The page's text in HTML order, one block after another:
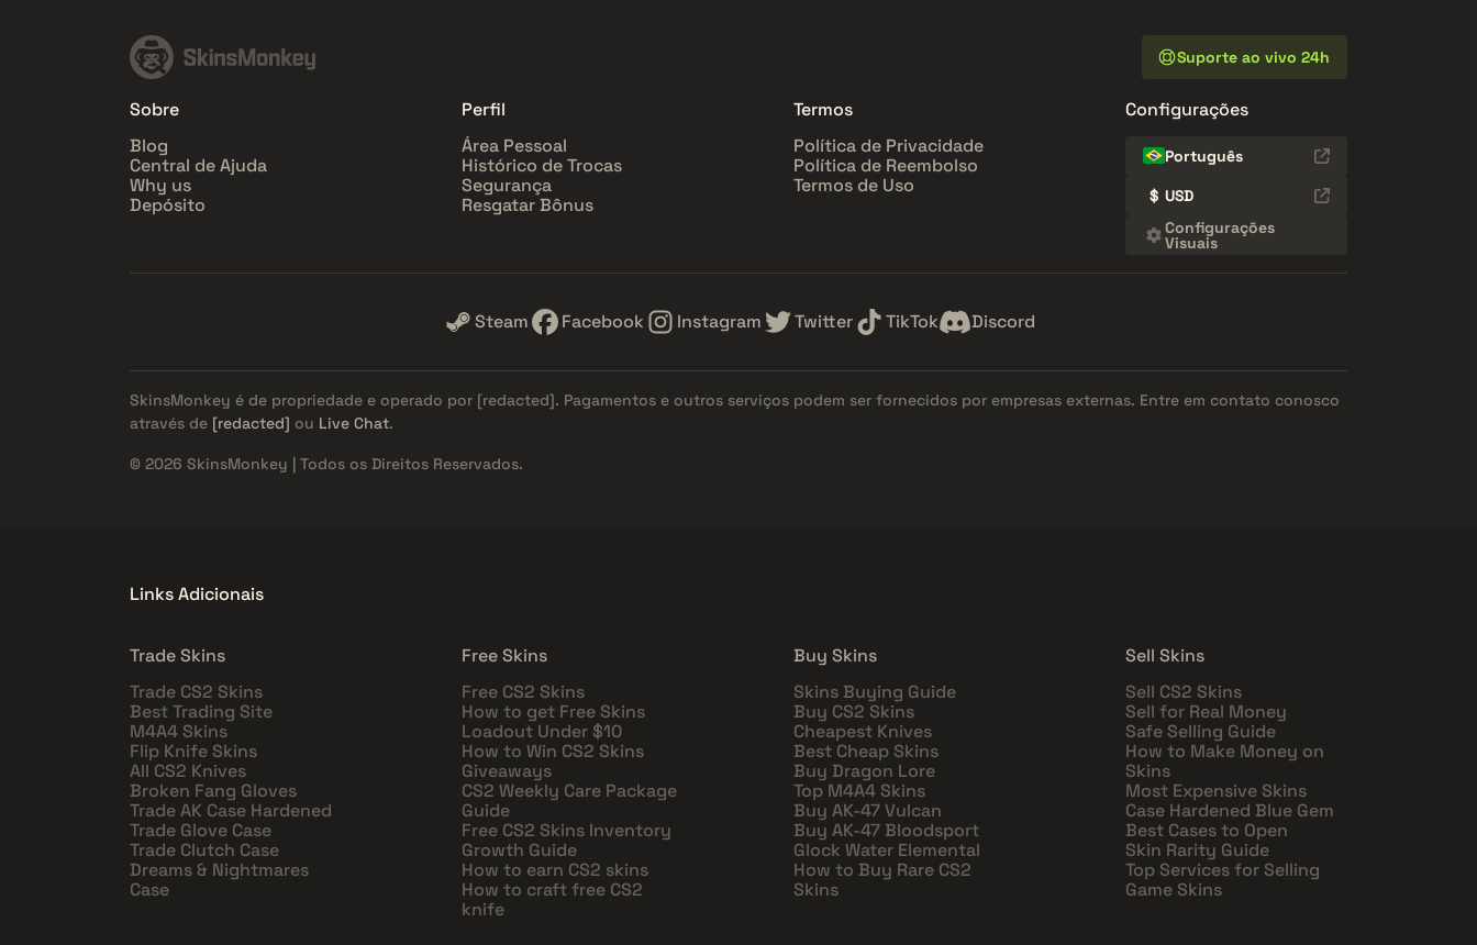
Suporte ao vivo 24h
Sobre
Blog
Central de Ajuda
Why us
Depósito
Perfil
Área Pessoal
Histórico de Trocas
Segurança
Resgatar Bônus
Termos
Política de Privacidade
Política de Reembolso
Termos de Uso
Configurações
Português
$ USD
Configurações
Visuais
Steam Facebook Instagram Twitter TikTok Discord
SkinsMonkey é de propriedade e operado por [redacted]. Pagamentos e outros serviços podem ser fornecidos por empresas externas. Entre em contato conosco
através de [redacted] ou Live Chat.
© 2026 SkinsMonkey | Todos os Direitos Reservados.
Links Adicionais
Trade Skins
Trade CS2 Skins
Best Trading Site
M4A4 Skins
Flip Knife Skins
All CS2 Knives
Broken Fang Gloves
Trade AK Case Hardened
Trade Glove Case
Trade Clutch Case
Dreams & Nightmares
Case
Free Skins
Free CS2 Skins
How to get Free Skins
Loadout Under $10
How to Win CS2 Skins
Giveaways
CS2 Weekly Care Package
Guide
Free CS2 Skins Inventory
Growth Guide
How to earn CS2 skins
How to craft free CS2
knife
Buy Skins
Skins Buying Guide
Buy CS2 Skins
Cheapest Knives
Best Cheap Skins
Buy Dragon Lore
Top M4A4 Skins
Buy AK-47 Vulcan
Buy AK-47 Bloodsport
Glock Water Elemental
How to Buy Rare CS2
Skins
Sell Skins
Sell CS2 Skins
Sell for Real Money
Safe Selling Guide
How to Make Money on
Skins
Most Expensive Skins
Case Hardened Blue Gem
Best Cases to Open
Skin Rarity Guide
Top Services for Selling
Game Skins